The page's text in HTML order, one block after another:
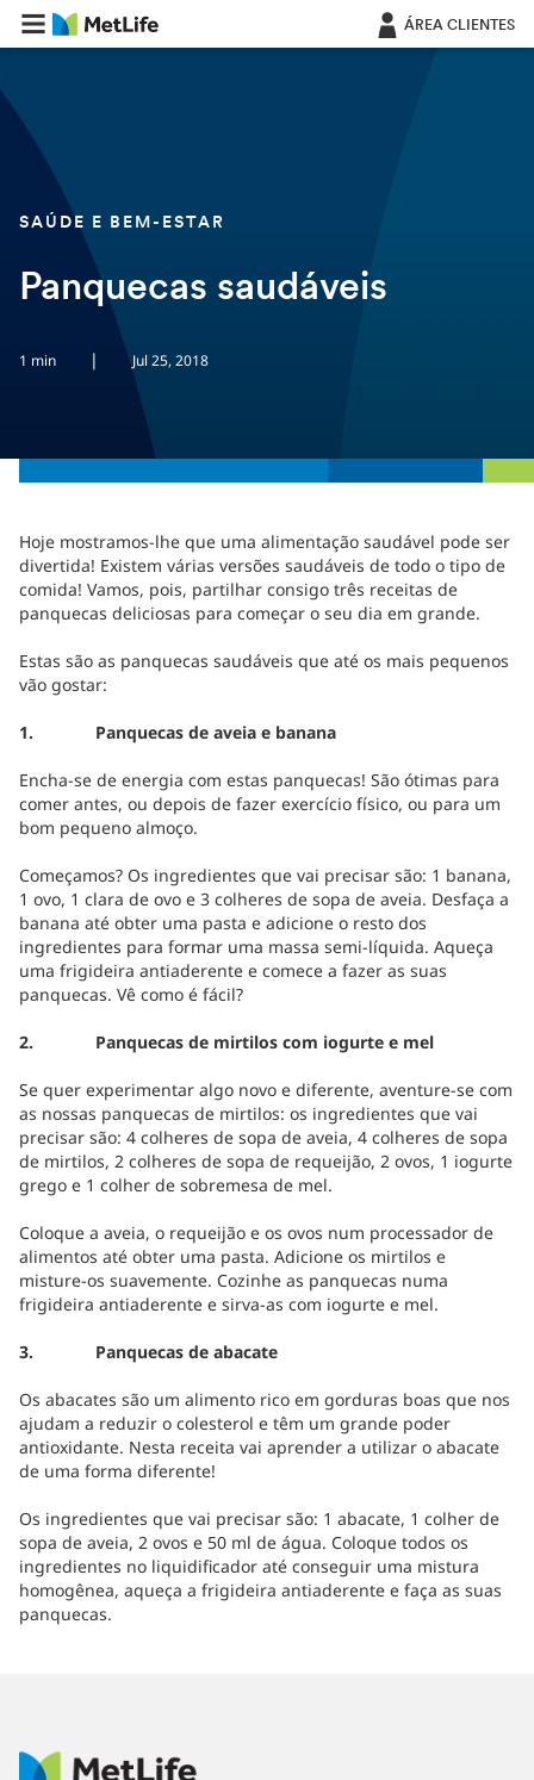
Saltar navegação ÁREA CLIENTES
SAÚDE E BEM-ESTAR
Panquecas saudáveis
1 min | Jul 25, 2018
Hoje mostramos-lhe que uma alimentação saudável pode ser
divertida! Existem várias versões saudáveis de todo o tipo de
comida! Vamos, pois, partilhar consigo três receitas de
panquecas deliciosas para começar o seu dia em grande.
Estas são as panquecas saudáveis que até os mais pequenos
vão gostar:
1. Panquecas de aveia e banana
Encha-se de energia com estas panquecas! São ótimas para
comer antes, ou depois de fazer exercício físico, ou para um
bom pequeno almoço.
Começamos? Os ingredientes que vai precisar são: 1 banana,
1 ovo, 1 clara de ovo e 3 colheres de sopa de aveia. Desfaça a
banana até obter uma pasta e adicione o resto dos
ingredientes para formar uma massa semi-líquida. Aqueça
uma frigideira antiaderente e comece a fazer as suas
panquecas. Vê como é fácil?
2. Panquecas de mirtilos com iogurte e mel
Se quer experimentar algo novo e diferente, aventure-se com
as nossas panquecas de mirtilos: os ingredientes que vai
precisar são: 4 colheres de sopa de aveia, 4 colheres de sopa
de mirtilos, 2 colheres de sopa de requeijão, 2 ovos, 1 iogurte
grego e 1 colher de sobremesa de mel.
Coloque a aveia, o requeijão e os ovos num processador de
alimentos até obter uma pasta. Adicione os mirtilos e
misture-os suavemente. Cozinhe as panquecas numa
frigideira antiaderente e sirva-as com iogurte e mel.
3. Panquecas de abacate
Os abacates são um alimento rico em gorduras boas que nos
ajudam a reduzir o colesterol e têm um grande poder
antioxidante. Nesta receita vai aprender a utilizar o abacate
de uma forma diferente!
Os ingredientes que vai precisar são: 1 abacate, 1 colher de
sopa de aveia, 2 ovos e 50 ml de água. Coloque todos os
ingredientes no liquidificador até conseguir uma mistura
homogênea, aqueça a frigideira antiaderente e faça as suas
panquecas.